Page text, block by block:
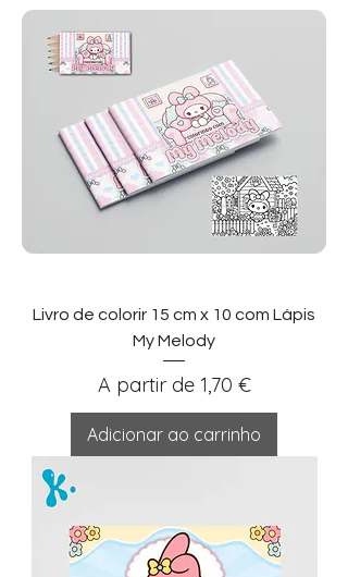
Livro de colorir 15 cm x 10 com Lápis
My Melody
A partir de 1,70 €
Preço promocional
Adicionar ao carrinho